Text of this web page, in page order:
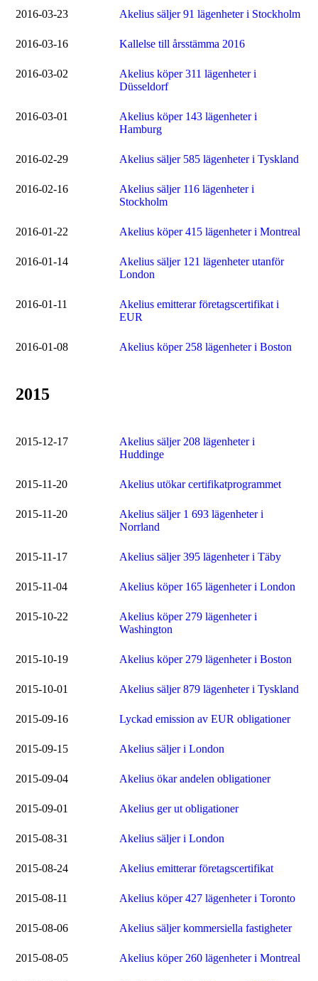
2016-03-23 Akelius säljer 91 lägenheter i Stockholm
2016-03-16 Kallelse till årsstämma 2016
2016-03-02
Akelius köper 311 lägenheter i
Düsseldorf
2016-03-01
Akelius köper 143 lägenheter i
Hamburg
2016-02-29 Akelius säljer 585 lägenheter i Tyskland
2016-02-16
Akelius säljer 116 lägenheter i
Stockholm
2016-01-22 Akelius köper 415 lägenheter i Montreal
2016-01-14
Akelius säljer 121 lägenheter utanför
London
2016-01-11
Akelius emitterar företagscertifikat i
EUR
2016-01-08 Akelius köper 258 lägenheter i Boston
2015
2015-12-17
Akelius säljer 208 lägenheter i
Huddinge
2015-11-20 Akelius utökar certifikatprogrammet
2015-11-20
Akelius säljer 1 693 lägenheter i
Norrland
2015-11-17 Akelius säljer 395 lägenheter i Täby
2015-11-04 Akelius köper 165 lägenheter i London
2015-10-22
Akelius köper 279 lägenheter i
Washington
2015-10-19 Akelius köper 279 lägenheter i Boston
2015-10-01 Akelius säljer 879 lägenheter i Tyskland
2015-09-16 Lyckad emission av EUR obligationer
2015-09-15 Akelius säljer i London
2015-09-04 Akelius ökar andelen obligationer
2015-09-01 Akelius ger ut obligationer
2015-08-31 Akelius säljer i London
2015-08-24 Akelius emitterar företagscertifikat
2015-08-11 Akelius köper 427 lägenheter i Toronto
2015-08-06 Akelius säljer kommersiella fastigheter
2015-08-05 Akelius köper 260 lägenheter i Montreal